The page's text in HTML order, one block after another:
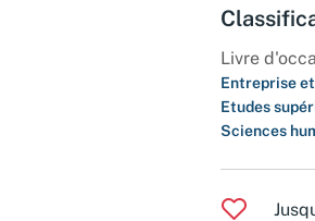
Livre
Entreprise
Etudes
Sciences